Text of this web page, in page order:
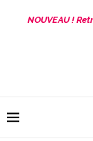
NOUVEAU !